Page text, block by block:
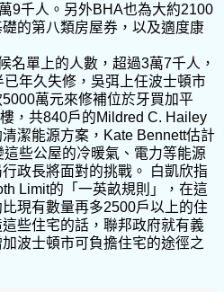
9千人。另外BHA也為大約2100
的第八類房屋券，以及適度康
單上的人數，超過3萬7千人，
年久失修，吳弭上任波士頓市
萬元來修補位於牙買加平
，共840戶的Mildred C. Hailey
潔能源方案，Kate Bennett估計
些公屋的冷暖氣、電力等能源
政長將面對的挑戰。 白凱欣指
Limit的「一英畝規則」，在這
現有數量再多2500戶以上的住
些住宅的話，聯邦政府就有義
波士頓市可負擔住宅的途徑之